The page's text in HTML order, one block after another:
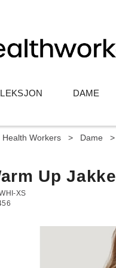
DAME
Health Workers > Dame >
Up Jakke
XS